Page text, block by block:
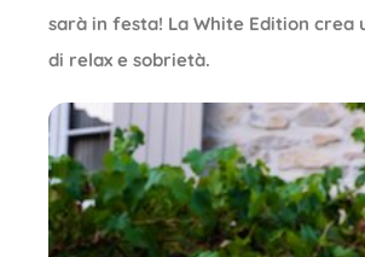
sarà in festa! La White Edition crea
di relax e sobrietà.